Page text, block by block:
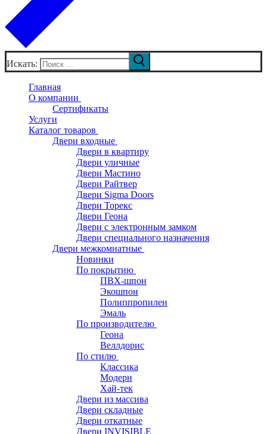
Искать:
Главная
О компании
Сертификаты
Услуги
Каталог товаров
Двери входные
Двери в квартиру
Двери уличные
Двери Мастино
Двери Райтвер
Двери Sigma Doors
Двери Торекс
Двери Геона
Двери с электронным замком
Двери специального назначения
Двери межкомнатные
Новинки
По покрытию
ПВХ-шпон
Экошпон
Полиппропилен
Эмаль
По производителю
Геона
Веллдорис
По стилю
Классика
Модерн
Хай-тек
Двери из массива
Двери складные
Двери откатные
Двери INVISIBLE